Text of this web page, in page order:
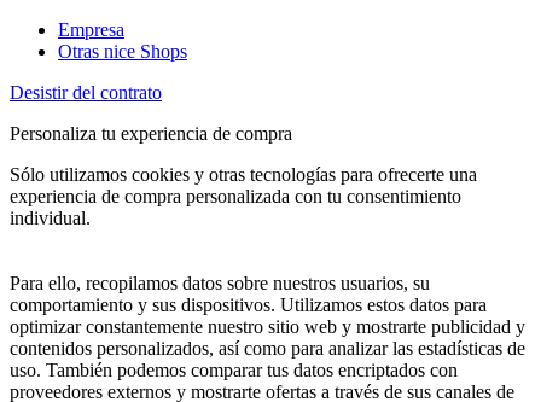
Empresa
Otras nice Shops
Desistir del contrato
Personaliza tu experiencia de compra
Sólo utilizamos cookies y otras tecnologías para ofrecerte una
experiencia de compra personalizada con tu consentimiento
individual.
Para ello, recopilamos datos sobre nuestros usuarios, su
comportamiento y sus dispositivos. Utilizamos estos datos para
optimizar constantemente nuestro sitio web y mostrarte publicidad y
contenidos personalizados, así como para analizar las estadísticas de
uso. También podemos comparar tus datos encriptados con
proveedores externos y mostrarte ofertas a través de sus canales de